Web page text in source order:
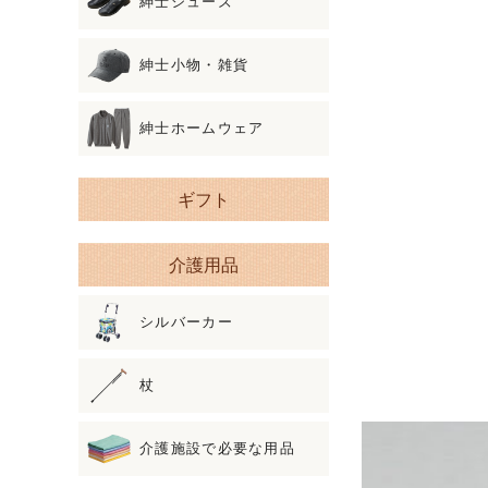
紳士小物・雑貨
紳士ホームウェア
ギフト
介護用品
シルバーカー
杖
介護施設で必要な用品